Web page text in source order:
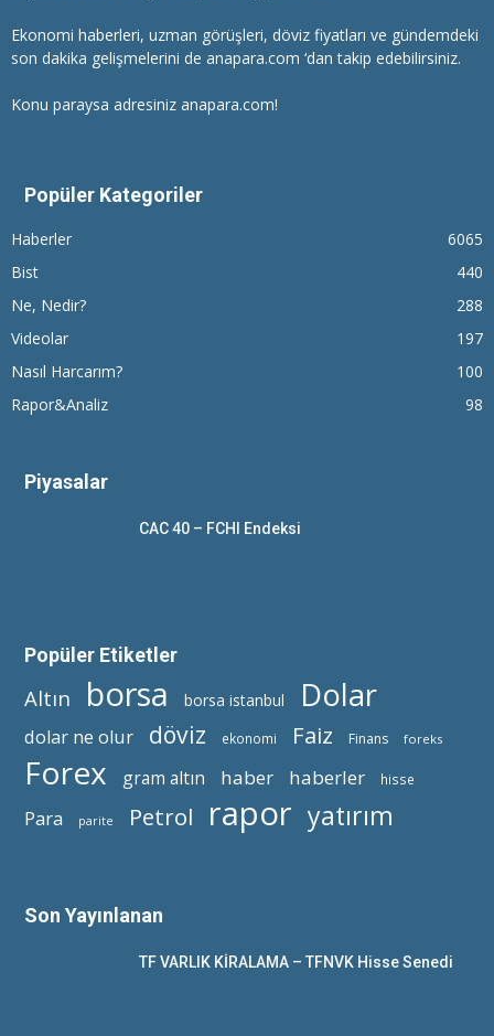
Ekonomi haberleri, uzman görüşleri, döviz fiyatları ve gündemdeki
son dakika gelişmelerini de anapara.com ‘dan takip edebilirsiniz.
Konu paraysa adresiniz anapara.com!
Popüler Kategoriler
Haberler
6065
Bist
440
Ne, Nedir?
288
Videolar
197
Nasıl Harcarım?
100
Rapor&Analiz
98
Piyasalar
CAC 40 – FCHI Endeksi
Popüler Etiketler
Altın borsa borsa istanbul Dolar
dolar ne olur döviz ekonomi Faiz Finans foreks
Forex gram altın haber haberler hisse
Para parite Petrol rapor yatırım
Son Yayınlanan
TF VARLIK KİRALAMA – TFNVK Hisse Senedi